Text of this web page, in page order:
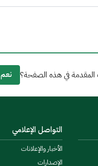
في هذه الصفحة؟ نعم
التواصل الإعلامي
الأخبار والإعلانات
الإصدارات